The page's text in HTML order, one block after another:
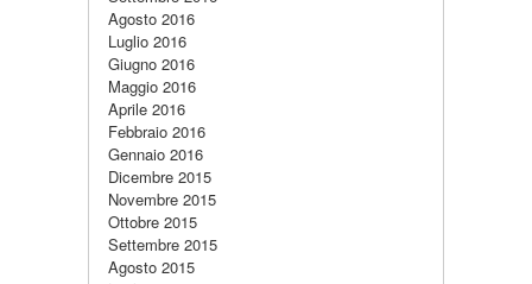
Agosto 2016
Luglio 2016
Giugno 2016
Maggio 2016
Aprile 2016
Febbraio 2016
Gennaio 2016
Dicembre 2015
Novembre 2015
Ottobre 2015
Settembre 2015
Agosto 2015